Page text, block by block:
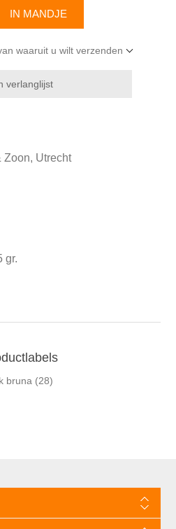
waaruit u wilt verzenden
Zoon, Utrecht
gr.
bruna (28)